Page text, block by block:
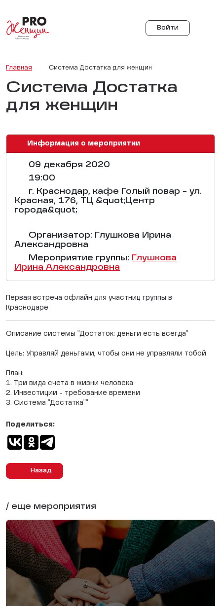
Войти
Главная Система Достатка для женщин
Система Достатка
для женщин
Информация о мероприятии
09 декабря 2020
19:00
г. Краснодар, кафе Голый повар - ул.
Красная, 176, ТЦ &quot;Центр
города&quot;
Организатор: Глушкова Ирина
Александровна
Мероприятие группы:
Глушкова
Ирина Александровна
Первая встреча офлайн для участниц группы в
Краснодаре
Описание системы "Достаток: деньги есть всегда"
Цель: Управляй деньгами, чтобы они не управляли тобой
План:
1. Три вида счета в жизни человека
2. Инвестиции - требование времени
3. Система "Достатка""
Назад
Поделиться:
/ еще мероприятия